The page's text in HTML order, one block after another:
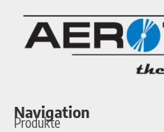
Navigation
Produkte